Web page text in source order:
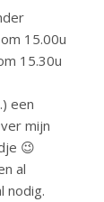
15.00u
15.30u
een
mijn
😉
al
nodig.